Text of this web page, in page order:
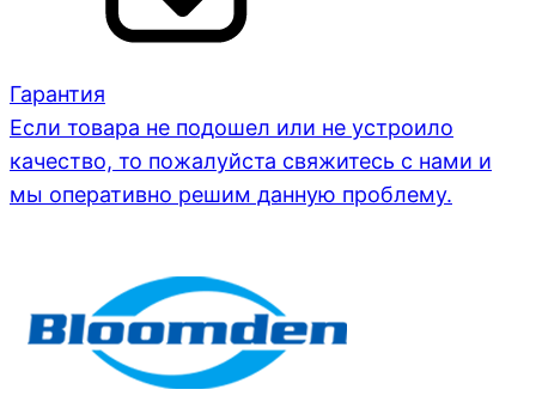
Гарантия
Если товара не подошел или не устроило
качество, то пожалуйста свяжитесь с нами и
мы оперативно решим данную проблему.